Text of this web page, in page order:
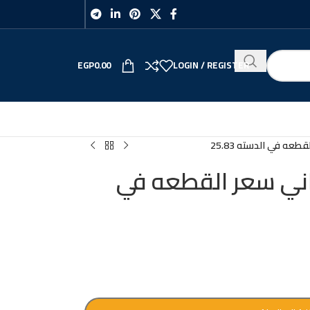
LOGIN / REGISTER
EGP0.00
في الدسته 25.83
سعر القطعه في